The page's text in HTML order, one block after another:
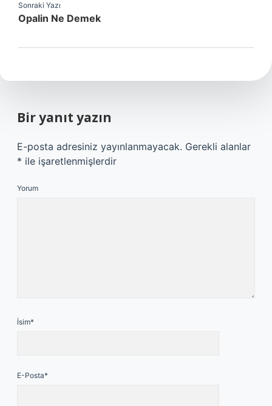
Sonraki Yazı
Opalin Ne Demek
Bir yanıt yazın
E-posta adresiniz yayınlanmayacak. Gerekli alanlar
* ile işaretlenmişlerdir
Yorum
İsim*
E-Posta*